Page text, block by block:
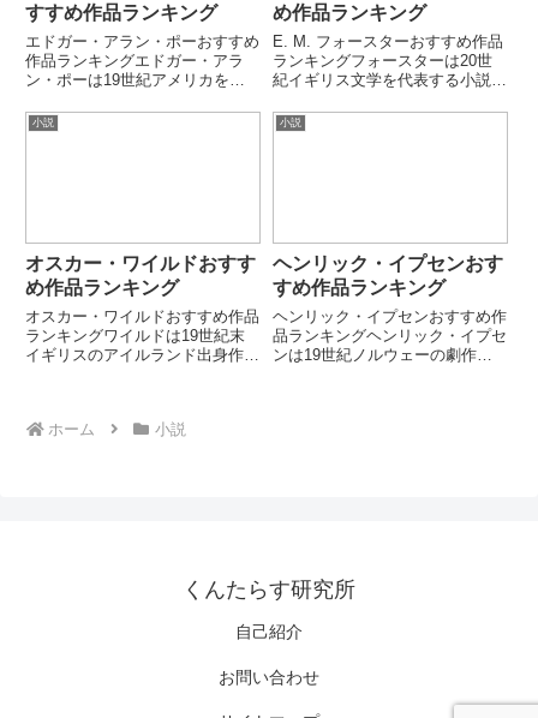
すすめ作品ランキング
エドガー・アラン・ポーおすすめ
作品ランキングエドガー・アラ
ン・ポーは19世紀アメリカを代
ク文学・推理小説の先駆者です。
め作品ランキング
E. M. フォースターおすすめ作品
ランキングフォースターは20世
紀イギリス文学を代表する小説家
係の断絶と接続をテーマにしまし
小説
オスカー・ワイルドおすす
め作品ランキング
オスカー・ワイルドおすすめ作品
ランキングワイルドは19世紀末
イギリスのアイルランド出身作家
知られます。「芸術のための芸
小説
ヘンリック・イプセンおす
すめ作品ランキング
ヘンリック・イプセンおすすめ作
品ランキングヘンリック・イプセ
ンは19世紀ノルウェーの劇作家
ホーム 小説
くんたらす研究所
自己紹介
お問い合わせ